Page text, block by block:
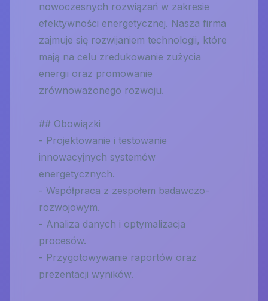
nowoczesnych rozwiązań w zakresie
efektywności energetycznej. Nasza firma
zajmuje się rozwijaniem technologii, które
mają na celu zredukowanie zużycia
energii oraz promowanie
zrównoważonego rozwoju.
## Obowiązki
- Projektowanie i testowanie
innowacyjnych systemów
energetycznych.
- Współpraca z zespołem badawczo-
rozwojowym.
- Analiza danych i optymalizacja
procesów.
- Przygotowywanie raportów oraz
prezentacji wyników.